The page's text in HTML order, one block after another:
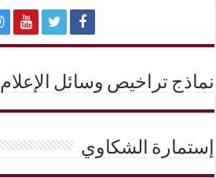
نماذج تراخيص وسائل الإعلام
إستمارة الشكاوي